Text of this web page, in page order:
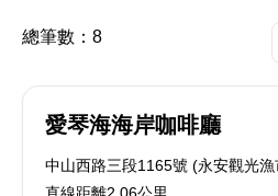
總筆數： 8
愛琴海海岸咖啡廳
中山西路三段1165號 (永安觀光漁